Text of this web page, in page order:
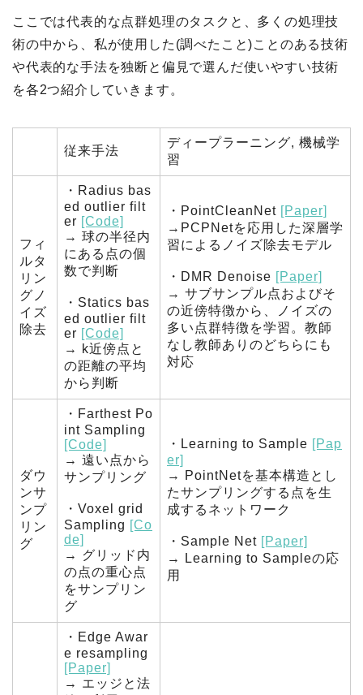
ここでは代表的な点群処理のタスクと、多くの処理技
術の中から、私が使用した(調べたこと)ことのある技術
や代表的な手法を独断と偏見で選んだ使いやすい技術
を各2つ紹介していきます。
従来手法
ディープラーニング, 機械学
習
フィ
ルタ
リン
グノ
イズ
除去
・Radius bas
ed outlier filt
er [Code]
→ 球の半径内
にある点の個
数で判断
・Statics bas
ed outlier filt
er [Code]
→ k近傍点と
の距離の平均
から判断
・PointCleanNet [Paper]
→PCPNetを応用した深層学
習によるノイズ除去モデル
・DMR Denoise [Paper]
→ サブサンプル点およびそ
の近傍特徴から、ノイズの
多い点群特徴を学習。教師
なし教師ありのどちらにも
対応
ダウ
ンサ
ンプ
リン
グ
・Farthest Po
int Sampling
[Code]
→ 遠い点から
サンプリング
・Voxel grid
Sampling [Co
de]
→ グリッド内
の点の重心点
をサンプリン
グ
・Learning to Sample [Pap
er]
→ PointNetを基本構造とし
たサンプリングする点を生
成するネットワーク
・Sample Net [Paper]
→ Learning to Sampleの応
用
・Edge Awar
e resampling
[Paper]
→ エッジと法